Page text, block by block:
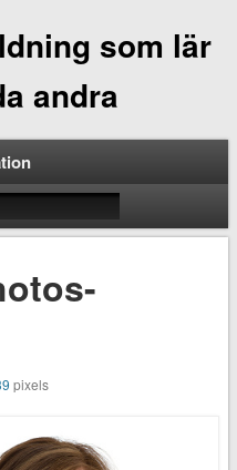
som lär
andra
pixels